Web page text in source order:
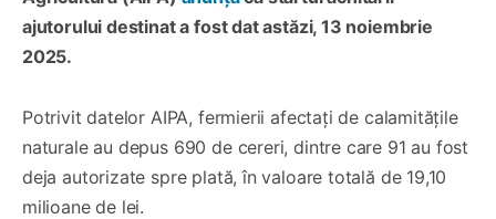
ajutorului destinat a fost dat astăzi, 13 noiembrie
2025.
Potrivit datelor AIPA, fermierii afectați de calamitățile
naturale au depus 690 de cereri, dintre care 91 au fost
deja autorizate spre plată, în valoare totală de 19,10
milioane de lei.